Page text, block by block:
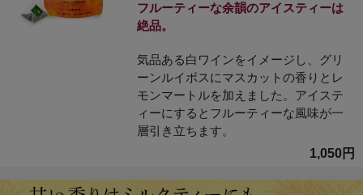
フルーティーな余韻のアイスティーは
絶品。
気品ある白ワインをイメージし、グリ
ーンルイボスにマスカットの香りとレ
モンマートルを加えました。アイステ
ィーにするとフルーティーな風味が一
層引き立ちます。
1,050円